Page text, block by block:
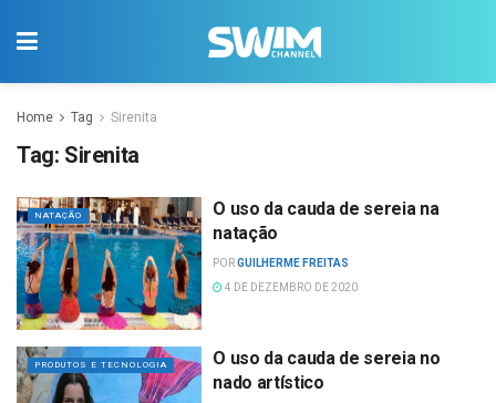
Home Tag Sirenita
Tag: Sirenita
NATAÇÃO
O uso da cauda de sereia na
natação
PORGUILHERME FREITAS
4 DE DEZEMBRO DE 2020
PRODUTOS E TECNOLOGIA
O uso da cauda de sereia no
nado artístico